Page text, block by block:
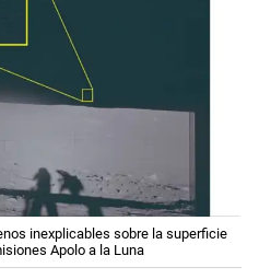
inexplicables sobre la superficie
Apolo a la Luna